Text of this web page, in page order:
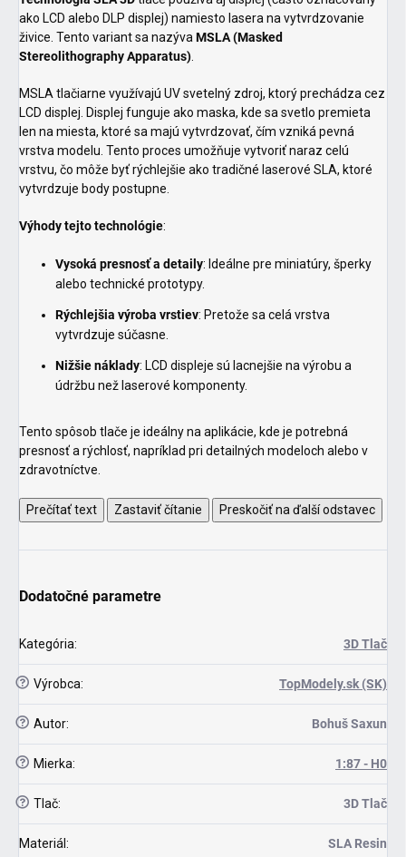
ako LCD alebo DLP displej) namiesto lasera na vytvrdzovanie
živice. Tento variant sa nazývaMSLA (Masked
Stereolithography Apparatus).
MSLA tlačiarne využívajú UV svetelný zdroj, ktorý prechádza cez
LCD displej. Displej funguje ako maska, kde sa svetlo premieta
len na miesta, ktoré sa majú vytvrdzovať, čím vzniká pevná
vrstva modelu. Tento proces umožňuje vytvoriť naraz celú
vrstvu, čo môže byť rýchlejšie ako tradičné laserové SLA, ktoré
vytvrdzuje body postupne.
Výhody tejto technológie:
Vysoká presnosť a detaily: Ideálne pre miniatúry, šperky
alebo technické prototypy.
Rýchlejšia výroba vrstiev: Pretože sa celá vrstva
vytvrdzuje súčasne.
Nižšie náklady: LCD displeje sú lacnejšie na výrobu a
údržbu než laserové komponenty.
Tento spôsob tlače je ideálny na aplikácie, kde je potrebná
presnosť a rýchlosť, napríklad pri detailných modeloch alebo v
zdravotníctve.
Prečítať text Zastaviť čítanie Preskočiť na ďalší odstavec
Dodatočné parametre
Kategória: 3D Tlač
? Výrobca: TopModely.sk (SK)
? Autor: Bohuš Saxun
? Mierka: 1:87 - H0
? Tlač: 3D Tlač
Materiál: SLA Resin